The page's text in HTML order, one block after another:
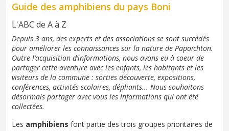
Guide des amphibiens du pays Boni
L'ABC de A à Z
Depuis 3 ans, des experts et des associations se sont succédés
pour améliorer les connaissances sur la nature de Papaïchton.
Outre l’acquisition d’informations, nous avons eu à coeur de
partager cette aventure avec les enfants, les habitants et les
visiteurs de la commune : sorties découverte, expositions,
conférences, activités scolaires, dépliants... Nous souhaitons
désormais partager avec vous les informations qui ont été
collectées.
Les amphibiens font partie des trois groupes prioritaires de